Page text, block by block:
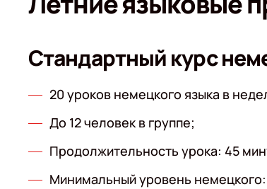
Стандартный курс
20 уроков немецкого языка в
До 12 человек в группе;
Продолжительность урока: 45
Минимальный уровень